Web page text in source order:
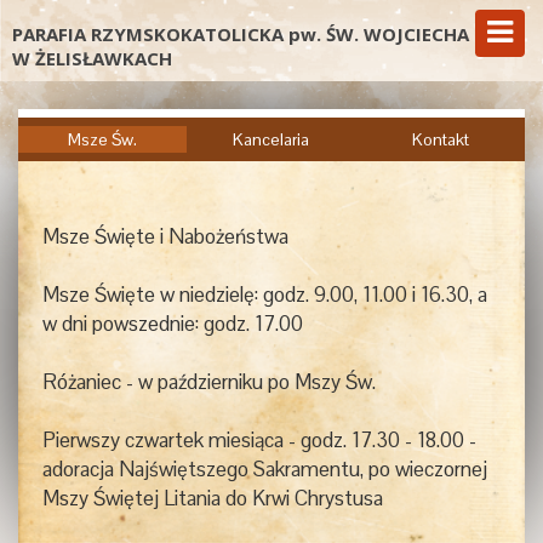
PARAFIA RZYMSKOKATOLICKA pw. ŚW. WOJCIECHA
W ŻELISŁAWKACH
Msze Św. Kancelaria Kontakt
Msze Święte i Nabożeństwa
Msze Święte w niedzielę: godz. 9.00, 11.00 i 16.30, a
w dni powszednie: godz. 17.00
Różaniec - w październiku po Mszy Św.
Pierwszy czwartek miesiąca - godz. 17.30 - 18.00 -
adoracja Najświętszego Sakramentu, po wieczornej
Mszy Świętej Litania do Krwi Chrystusa